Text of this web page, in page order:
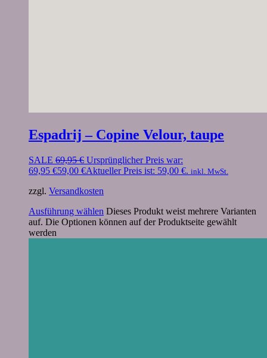
Espadrij – Copine Velour, taupe
SALE 69,95€ Ursprünglicher Preis war:
69,95 €59,00 €Aktueller Preis ist: 59,00 €. inkl. MwSt.
zzgl. Versandkosten
Ausführung wählen Dieses Produkt weist mehrere Varianten
auf. Die Optionen können auf der Produktseite gewählt
werden